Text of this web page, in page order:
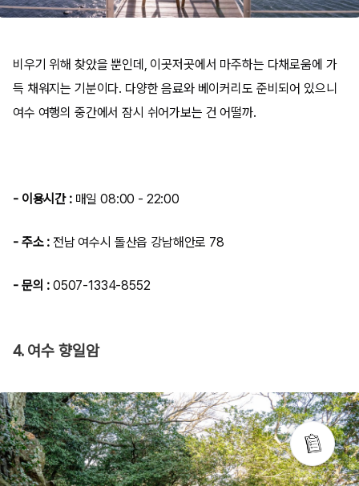
비우기 위해 찾았을 뿐인데, 이곳저곳에서 마주하는 다채로움에 가
득 채워지는 기분이다. 다양한 음료와 베이커리도 준비되어 있으니
여수 여행의 중간에서 잠시 쉬어가보는 건 어떨까.
- 이용시간 : 매일 08:00 - 22:00
- 주소 : 전남 여수시 돌산읍 강남해안로 78
- 문의 : 0507-1334-8552
4. 여수 향일암